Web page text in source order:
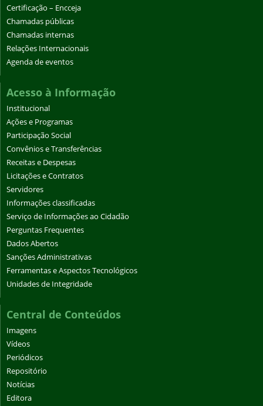
Certificação – Encceja
Chamadas públicas
Chamadas internas
Relações Internacionais
Agenda de eventos
Acesso à Informação
Institucional
Ações e Programas
Participação Social
Convênios e Transferências
Receitas e Despesas
Licitações e Contratos
Servidores
Informações classificadas
Serviço de Informações ao Cidadão
Perguntas Frequentes
Dados Abertos
Sanções Administrativas
Ferramentas e Aspectos Tecnológicos
Unidades de Integridade
Central de Conteúdos
Imagens
Vídeos
Periódicos
Repositório
Notícias
Editora